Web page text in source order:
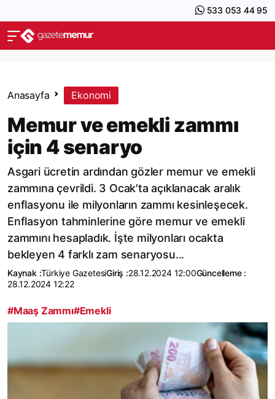
533 053 44 95
Anasayfa Ekonomi
Memur ve emekli zammı
için 4 senaryo
Asgari ücretin ardından gözler memur ve emekli
zammına çevrildi. 3 Ocak'ta açıklanacak aralık
enflasyonu ile milyonların zammı kesinleşecek.
Enflasyon tahminlerine göre memur ve emekli
zammını hesapladık. İşte milyonları ocakta
bekleyen 4 farklı zam senaryosu...
Kaynak :Türkiye GazetesiGiriş :28.12.2024 12:00Güncelleme :
28.12.2024 12:22
#Maaş Zammı#Emekli